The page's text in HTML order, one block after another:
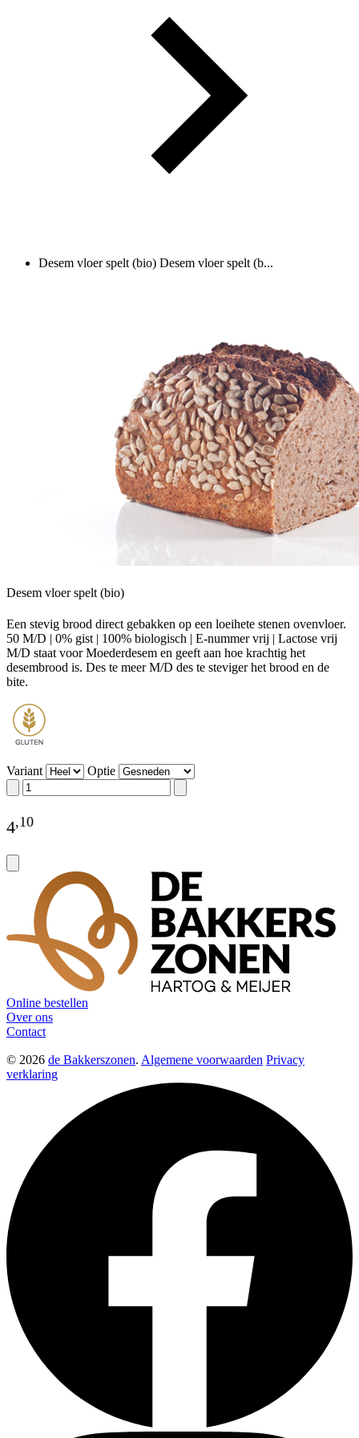
Desem vloer spelt (bio) Desem vloer spelt (b...
Desem vloer spelt (bio)
Een stevig brood direct gebakken op een loeihete stenen ovenvloer.
50 M/D | 0% gist | 100% biologisch | E-nummer vrij | Lactose vrij
M/D staat voor Moederdesem en geeft aan hoe krachtig het
desembrood is. Des te meer M/D des te steviger het brood en de
bite.
Variant Optie
4,10
Online bestellen
Over ons
Contact
© 2026 de Bakkerszonen. Algemene voorwaarden Privacy
verklaring